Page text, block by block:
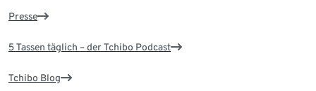
Presse
5 Tassen täglich – der Tchibo Podcast
Tchibo Blog